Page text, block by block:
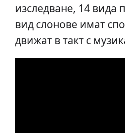
изследване, 14 вида
вид слонове имат
движат в такт с